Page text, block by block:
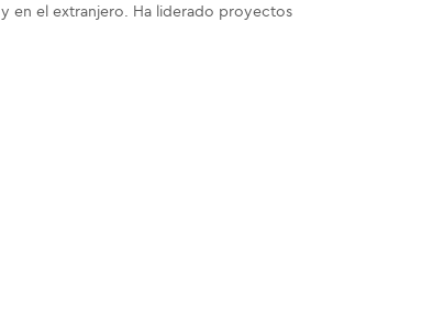
en el extranjero. Ha liderado proyectos